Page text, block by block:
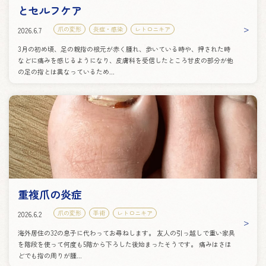
とセルフケア
2026.6.7 爪の変形 炎症・感染 レトロニキア
3月の初め頃、足の親指の根元が赤く腫れ、歩いている時や、押された時
などに痛みを感じるようになり、皮膚科を受信したところ甘皮の部分が他
の足の指とは異なっているため...
重複爪の炎症
2026.6.2 爪の変形 手術 レトロニキア
海外居住の32の息子に代わってお尋ねします。 友人の引っ越しで重い家具
を階段を使って何度も5階から下ろした後始まったそうです。 痛みはさほ
どでも指の周りが腫...